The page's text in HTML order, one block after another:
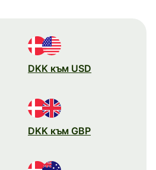
DKK към USD
DKK към GBP